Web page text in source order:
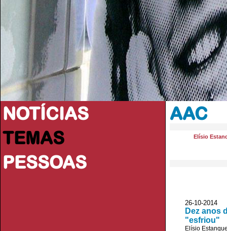
NOTÍCIAS
TEMAS
PESSOAS
AAC
Elísio
26-10-2014
Dez anos
"esfriou"
Elísio